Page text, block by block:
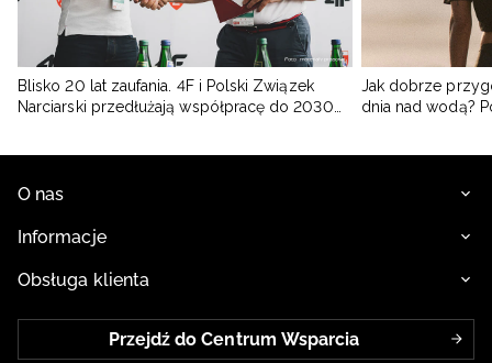
Blisko 20 lat zaufania. 4F i Polski Związek
Narciarski przedłużają współpracę do 2030
Jak dobrze
dnia nad wodą?
O nas
Informacje
Obsługa klienta
Przejdź do Centrum Wsparcia